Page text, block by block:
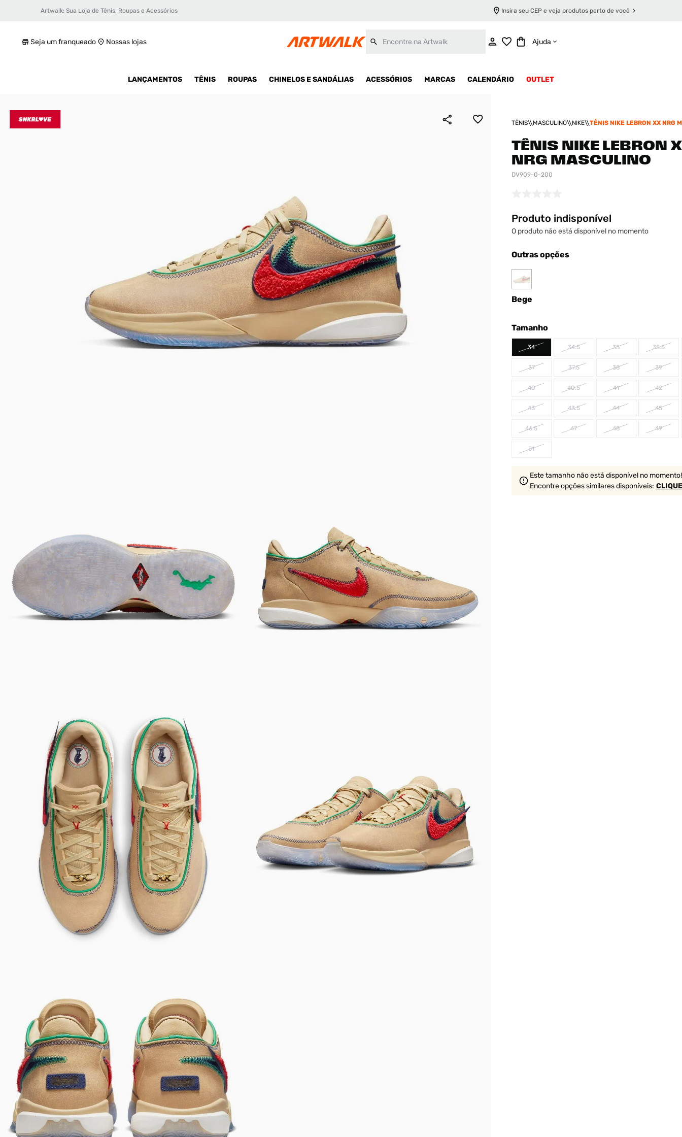
Artwalk: Sua Loja de Tênis, Roupas e Acessórios Insira seu CEP e veja produtos perto de você
Para ter uma melhor experiência de compra, insira seu CEP
e veja a seleção de produtos disponíveis para sua região
Seja um franqueado Nossas lojas Ajuda
LANÇAMENTOS TÊNIS ROUPAS CHINELOS E SANDÁLIAS ACESSÓRIOS MARCAS CALENDÁRIO OUTLET
TÊNIS MASCULINO NIKE TÊNIS NIKE LEBRON XX NRG
TÊNIS NIKE LEBRON
NRG MASCULINO
DV909-0-200
Produto indisponível
O produto não está disponível no momento
Outras opções
Bege
Tamanho
34 34.5 35 35.5
37 37.5 38 39
40 40.5 41 42
43 43.5 44 45
46.5 47 48 49
51
Este tamanho não está disponível no momento!
Encontre opções similaresdisponíveis:
Tênis Nike Lebron XX NRG Masculino